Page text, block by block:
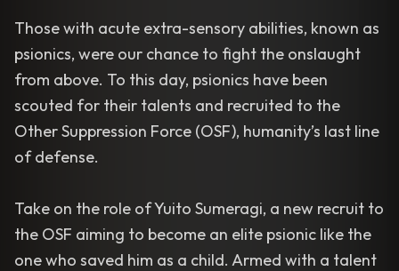
Those with acute extra-sensory abilities, known as
psionics, were our chance to fight the onslaught
from above. To this day, psionics have been
scouted for their talents and recruited to the
Other Suppression Force (OSF), humanity’s last line
of defense.
Take on the role of Yuito Sumeragi, a new recruit to
the OSF aiming to become an elite psionic like the
one who saved him as a child. Armed with a talent